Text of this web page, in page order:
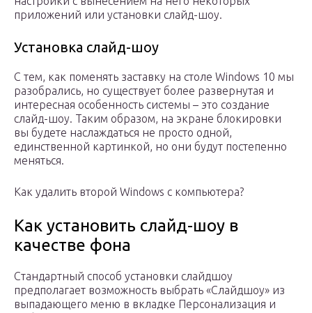
приложений или установки слайд-шоу.
Установка слайд-шоу
С тем, как поменять заставку на столе Windows 10 мы
разобрались, но существует более развернутая и
интересная особенность системы – это создание
слайд-шоу. Таким образом, на экране блокировки
вы будете наслаждаться не просто одной,
единственной картинкой, но они будут постепенно
меняться.
Как удалить второй Windows с компьютера?
Как установить слайд-шоу в
качестве фона
Стандартный способ установки слайдшоу
предполагает возможность выбрать «Слайдшоу» из
выпадающего меню в вкладке Персонализация и